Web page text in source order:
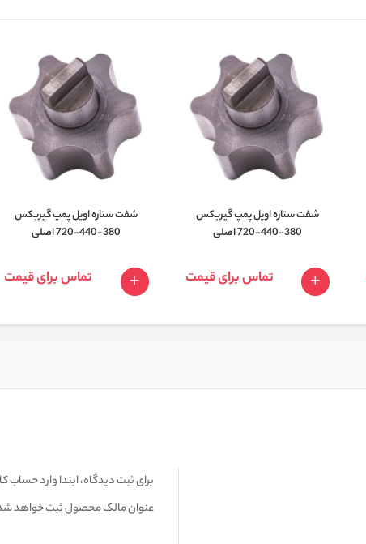
شفت ستاره اویل پمپ گیربکس
380-440-720 اصلی
تماس برای قیمت
شفت ستاره اویل پمپ گیربکس
380-440-720 اصلی
تماس برای قیمت
برای ثبت دیدگاه، ابتدا وارد حساب
عنوان مالک محصول ثبت خواهد